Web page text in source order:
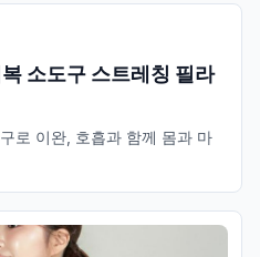
소도구 스트레칭 필라
로 이완, 호흡과 함께 몸과 마